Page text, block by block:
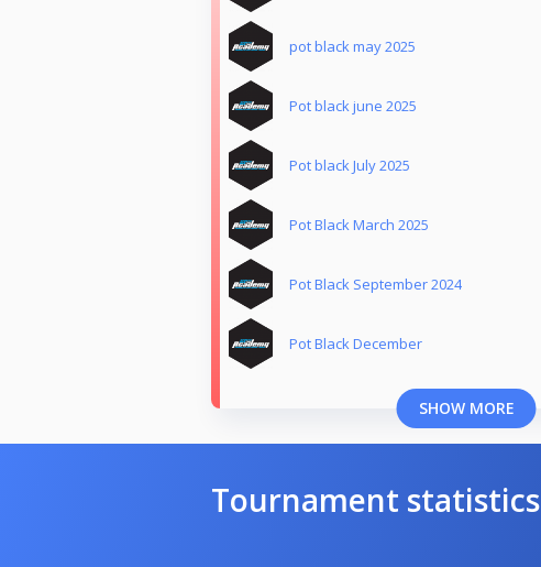
pot black may 2025
Pot black june 2025
Pot black July 2025
Pot Black March 2025
Pot Black September 2024
Pot Black December
SHOW MORE
Tournament statistics